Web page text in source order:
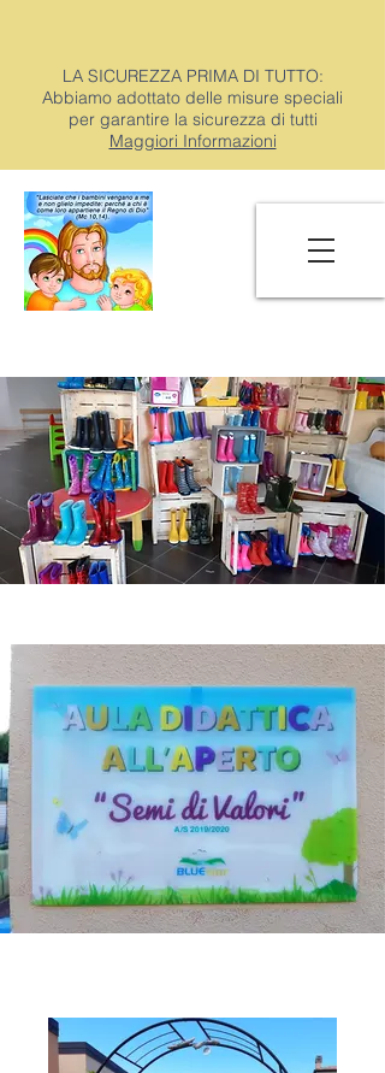
LA SICUREZZA PRIMA DI TUTTO:
Abbiamo adottato delle misure speciali
per garantire la sicurezza di tutti
Maggiori Informazioni